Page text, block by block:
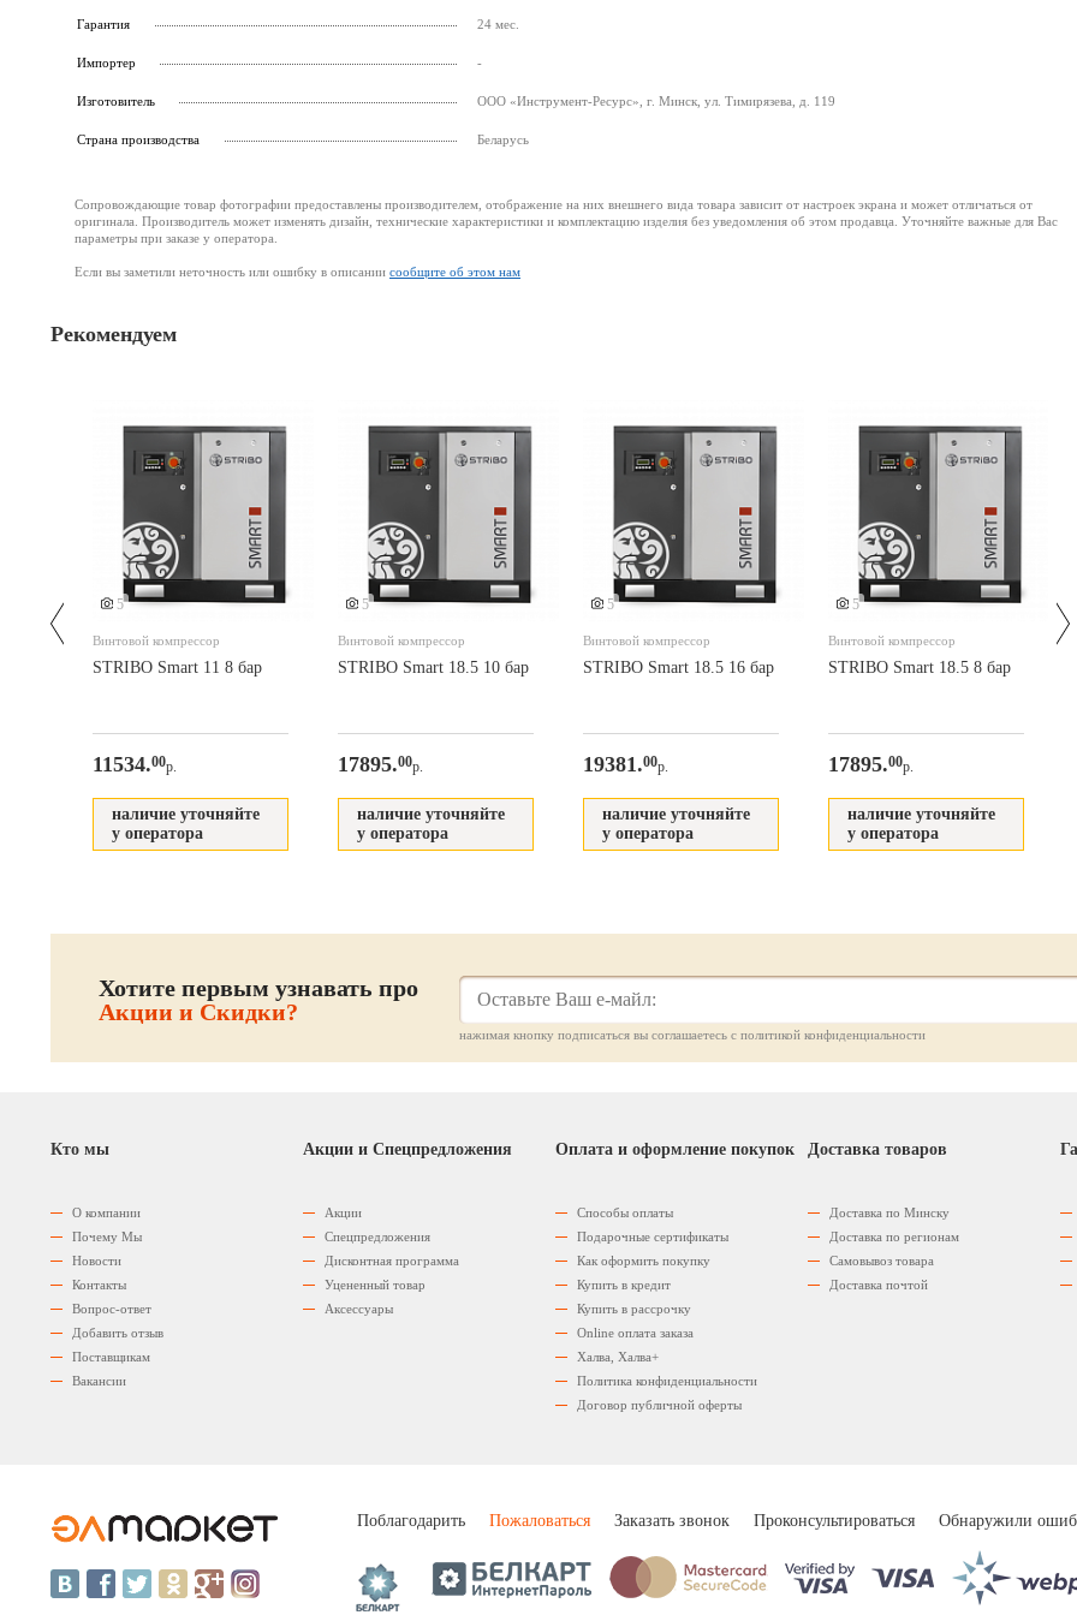
Гарантия 24 мес.
Импортер -
Изготовитель ООО «Инструмент-Ресурс», г. Минск, ул. Тимирязева, д. 119
Страна производства Беларусь
Сопровождающие товар фотографии предоставлены производителем, отображение на них внешнего вида товара зависит от настроек экрана и может отличаться от
оригинала. Производитель может изменять дизайн, технические характеристики и комплектацию изделия без уведомления об этом продавца. Уточняйте важные для Вас
параметры при заказе у оператора.
Если вы заметили неточность или ошибку в описании сообщите об этом нам
Рекомендуем
5
Винтовой компрессор
STRIBO Smart 11 8 бар
11534.00р.
наличие уточняйте
у оператора
5
Винтовой компрессор
STRIBO Smart 18.5 10 бар
17895.00р.
наличие уточняйте
у оператора
5
Винтовой компрессор
STRIBO Smart 18.5 16 бар
19381.00р.
наличие уточняйте
у оператора
5
Винтовой компрессор
STRIBO Smart 18.5 8 бар
17895.00р.
наличие уточняйте
у оператора
Хотите первым узнавать про
Акции и Скидки?
нажимая кнопку подписаться вы соглашаетесь с политикой конфиденциальности
Кто мы
О компании
Почему Мы
Новости
Контакты
Вопрос-ответ
Добавить отзыв
Поставщикам
Вакансии
Акции и Спецпредложения
Акции
Спецпредложения
Дисконтная программа
Уцененный товар
Аксессуары
Оплата и оформление покупок
Способы оплаты
Подарочные сертификаты
Как оформить покупку
Купить в кредит
Купить в рассрочку
Оnline оплата заказа
Халва, Халва+
Политика конфиденциальности
Договор публичной оферты
Доставка товаров
Доставка по Минску
Доставка по регионам
Самовывоз товара
Доставка почтой
Поблагодарить Пожаловаться Заказать звонок Проконсультироваться Обнаружили